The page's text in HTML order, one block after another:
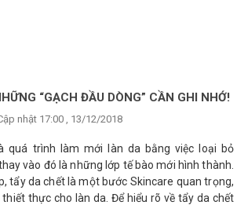
“GẠCH ĐẦU DÒNG” CẦN GHI NHỚ!
nhật 17:00 , 13/12/2018
quá trình làm mới làn da bằng việc loại bỏ
vào đó là những lớp tế bào mới hình thành.
tẩy da chết là một bước Skincare quan trọng,
thực cho làn da. Để hiểu rõ về tẩy da chết